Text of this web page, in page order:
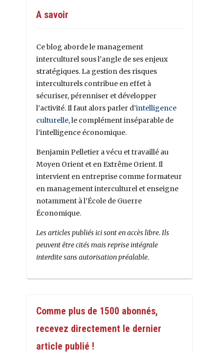
A savoir
Ce blog aborde le management
interculturel sous l’angle de ses enjeux
stratégiques. La gestion des risques
interculturels contribue en effet à
sécuriser, pérenniser et développer
l’activité. Il faut alors parler d’intelligence
culturelle, le complément inséparable de
l’intelligence économique.
Benjamin Pelletier a vécu et travaillé au
Moyen Orient et en Extrême Orient. Il
intervient en entreprise comme formateur
en management interculturel et enseigne
notamment à l’École de Guerre
Économique.
Les articles publiés ici sont en accès libre. Ils
peuvent être cités mais reprise intégrale
interdite sans autorisation préalable.
Comme plus de 1500 abonnés,
recevez directement le dernier
article publié !